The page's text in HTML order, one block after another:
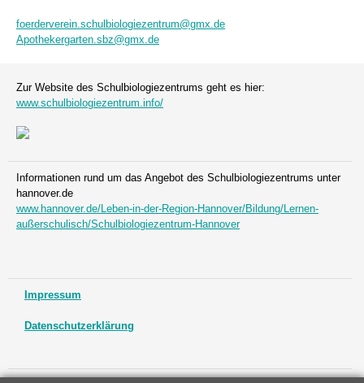
foerderverein.schulbiologiezentrum@gmx.de
Apothekergarten.sbz@gmx.de
Zur Website des Schulbiologiezentrums geht es hier:
www.schulbiologiezentrum.info/
Informationen rund um das Angebot des Schulbiologiezentrums unter
hannover.de
www.hannover.de/Leben-in-der-Region-Hannover/Bildung/Lernen-
außerschulisch/Schulbiologiezentrum-Hannover
Impressum
Datenschutzerklärung